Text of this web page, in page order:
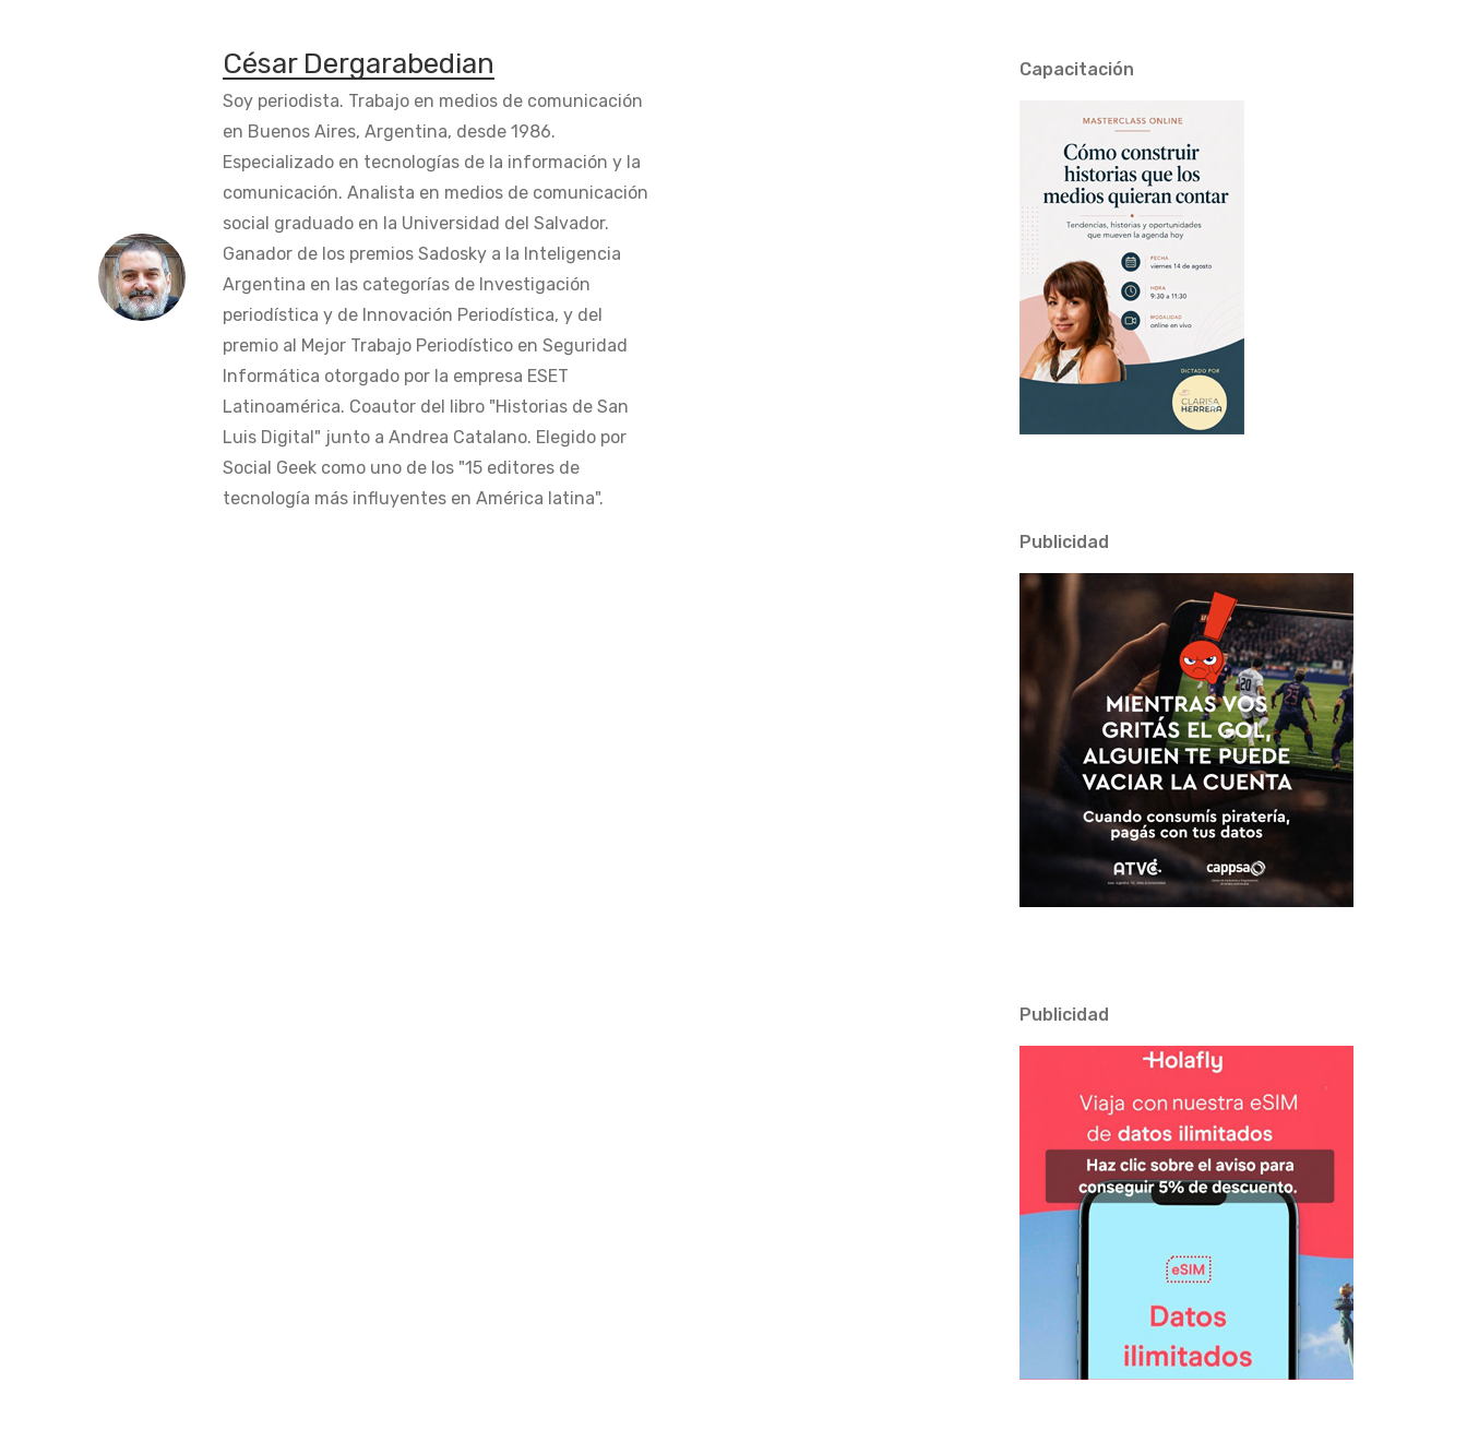
César Dergarabedian
Soy periodista. Trabajo en medios de comunicación
en Buenos Aires, Argentina, desde 1986.
Especializado en tecnologías de la información y la
comunicación. Analista en medios de comunicación
social graduado en la Universidad del Salvador.
Ganador de los premios Sadosky a la Inteligencia
Argentina en las categorías de Investigación
periodística y de Innovación Periodística, y del
premio al Mejor Trabajo Periodístico en Seguridad
Informática otorgado por la empresa ESET
Latinoamérica. Coautor del libro "Historias de San
Luis Digital" junto a Andrea Catalano. Elegido por
Social Geek como uno de los "15 editores de
tecnología más influyentes en América latina".
Capacitación
Publicidad
Publicidad